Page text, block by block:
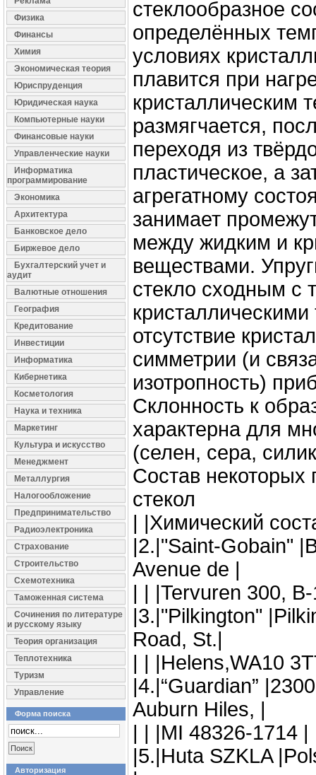
Физика
Финансы
Химия
Экономическая теория
Юриспруденция
Юридическая наука
Компьютерные науки
Финансовые науки
Управленческие науки
Информатика
программирование
Экономика
Архитектура
Банковское дело
Биржевое дело
Бухгалтерский учет и
аудит
Валютные отношения
География
Кредитование
Инвестиции
Информатика
Кибернетика
Косметология
Наука и техника
Маркетинг
Культура и искусство
Менеджмент
Металлургия
Налогообложение
Предпринимательство
Радиоэлектроника
Страхование
Строительство
Схемотехника
Таможенная система
Сочинения по литературе
и русскому языку
Теория организация
Теплотехника
Туризм
Управление
Форма поиска
Авторизация
стеклообразное
определённых
условиях
плавится при
кристаллическим
размягчается,
переходя из
пластическое, а
агрегатному
занимает
между жидким и
веществами.
стекло сходным с
отсутствие
симметрии (и
изотропность)
Склонность к
характерна для
(селен, сера,
Состав
стекол
| |Химический
|2.|"Saint-Gobain"
Avenue de |
| | |Tervuren 300,
|3.|"Pilkington"
Road, St.|
| | |Helens,WA10
|4.|“Guardian”
Auburn Hiles, |
| | |MI 48326-1714 |
|5.|Huta SZKLA